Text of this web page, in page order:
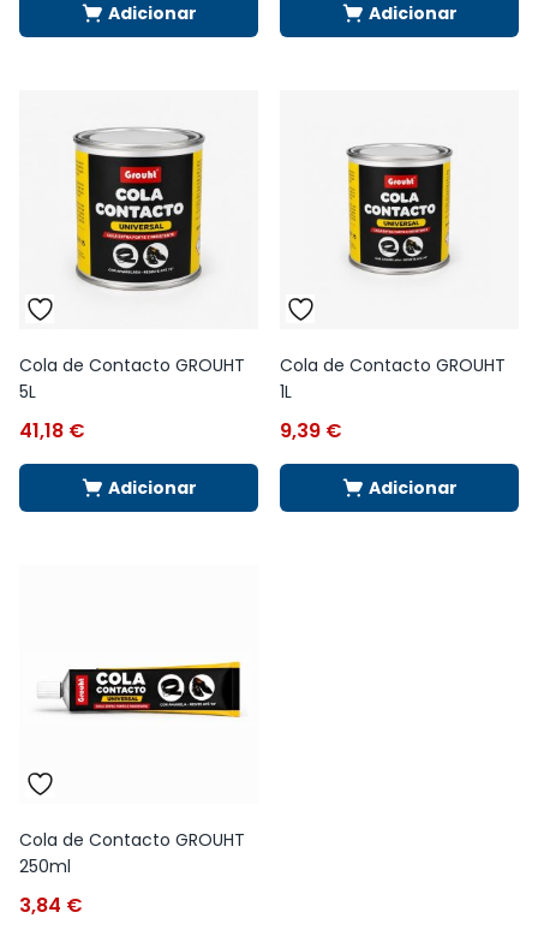
Adicionar Adicionar
Cola de Contacto GROUHT
5L
41,18 €
Adicionar
Cola de Contacto GROUHT
1L
9,39 €
Adicionar
Cola de Contacto GROUHT
250ml
3,84 €